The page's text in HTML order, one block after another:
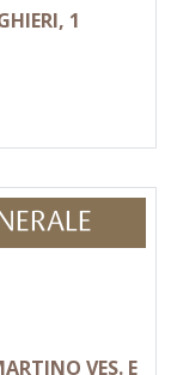
1
VES. E